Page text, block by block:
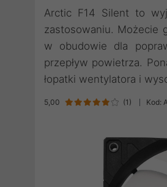
Arctic F14 Silent to
zastosowaniu. Możecie
w obudowie dla
przepływ powietrza.
łopatki wentylatora i
5,00 (1 ) Kod: